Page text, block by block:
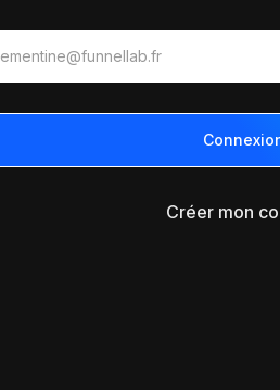
Créer mon